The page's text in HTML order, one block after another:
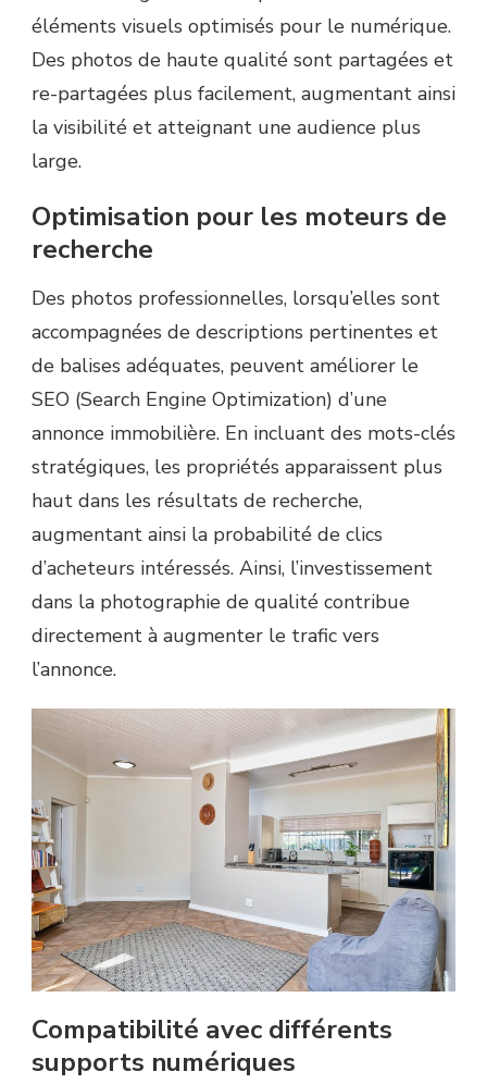
éléments visuels optimisés pour le numérique.
Des photos de haute qualité sont partagées et
re-partagées plus facilement, augmentant ainsi
la visibilité et atteignant une audience plus
large.
Optimisation pour les moteurs de
recherche
Des photos professionnelles, lorsqu’elles sont
accompagnées de descriptions pertinentes et
de balises adéquates, peuvent améliorer le
SEO (Search Engine Optimization) d’une
annonce immobilière. En incluant des mots-clés
stratégiques, les propriétés apparaissent plus
haut dans les résultats de recherche,
augmentant ainsi la probabilité de clics
d’acheteurs intéressés. Ainsi, l’investissement
dans la photographie de qualité contribue
directement à augmenter le trafic vers
l’annonce.
Compatibilité avec différents
supports numériques